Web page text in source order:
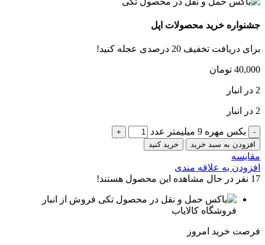
جشنواره خرید محصولات اپل
برای دریافت تخفیف 20 درصدی عجله کنید!
40,000 تومان
2 در انبار
2 در انبار
بکس مهره 9 میلیمتر عدد
افزودن به سبد خرید خرید کنید
مقایسه
افزودن به علاقه مندی
17 نفر در حال مشاهده این محصول هستند!
فروش از انبار
فروشگاه کالایاب
فرصت خرید امروز